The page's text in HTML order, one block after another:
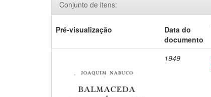
Conjunto de itens:
Pré-visualização
Data do
documento
1949